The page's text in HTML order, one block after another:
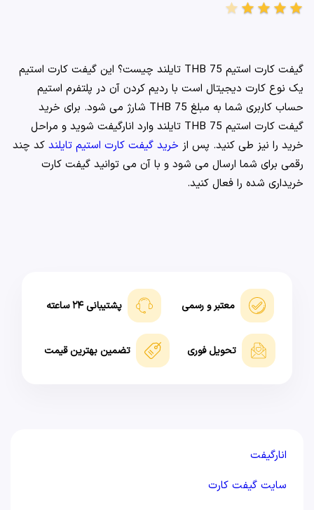
star
star
star
star
star
گیفت کارت استیم 75 THB تایلند چیست؟ این گیفت کارت استیم
یک نوع کارت دیجیتال است با ردیم کردن آن در پلتفرم استیم
حساب کاربری شما به مبلغ 75 THB شارژ می شود. برای خرید
گیفت کارت استیم 75 THB تایلند وارد انارگیفت شوید و مراحل
خرید را نیز طی کنید. پس از خرید گیفت کارت استیم تایلند کد چند
رقمی برای شما ارسال می شود و با آن می توانید گیفت کارت
خریداری شده را فعال کنید.
معتبر و رسمی پشتیبانی ۲۴ ساعته
تحویل فوری تضمین بهترین قیمت
انارگیفت
سایت گیفت کارت